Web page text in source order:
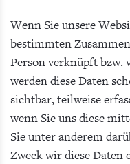
Wenn Sie unsere
bestimmten
Person verknüpft bzw.
werden diese Daten
sichtbar, teilweise
wenn Sie uns diese
Sie unter anderem
Zweck wir diese Daten